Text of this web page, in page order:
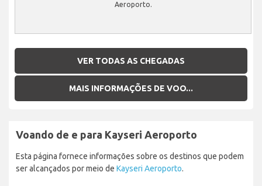
Aeroporto.
VER TODAS AS CHEGADAS
MAIS INFORMAÇÕES DE VOO...
Voando de e para Kayseri Aeroporto
Esta página fornece informações sobre os destinos que podem
ser alcançados por meio de Kayseri Aeroporto.